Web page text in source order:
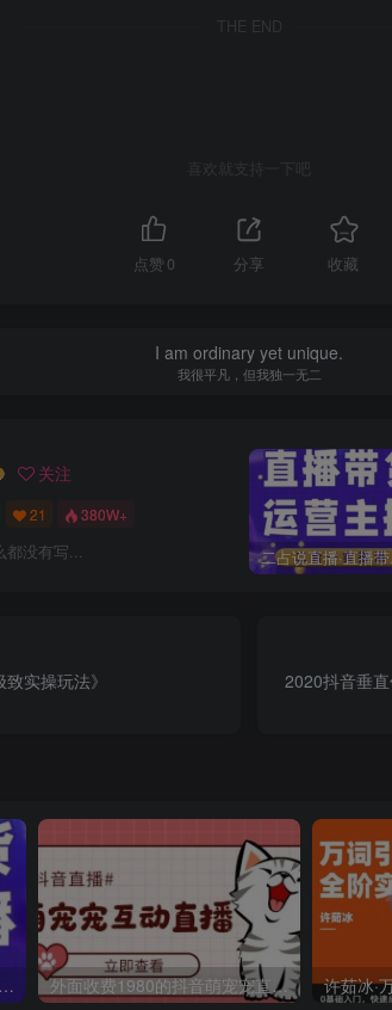
THE END
喜欢就支持一下吧
点赞 0 分享 收藏
I am ordinary yet unique.
我很平凡，但我独一无二
关注
21 380W+
都没有写... 二占说
实操玩法》
2020抖音垂
二占说直播·直播带货主播运营课程，主播运营二合一实操课 外面收费1980的抖音萌宠宠直播项目，可虚拟人直播，抖音报白，实时互动直播【软件+详细教程】